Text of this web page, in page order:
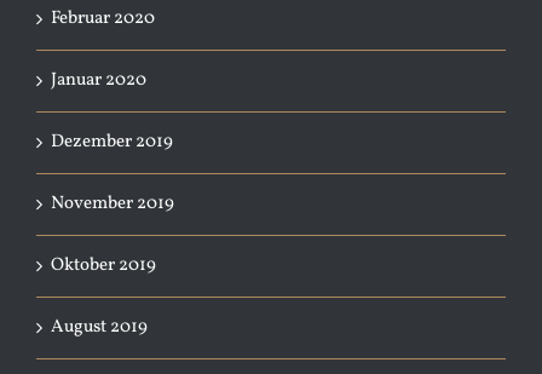
Februar 2020
Januar 2020
Dezember 2019
November 2019
Oktober 2019
August 2019